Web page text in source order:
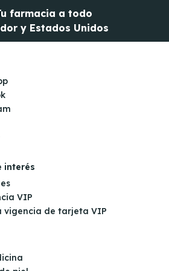
farmacia a todo
y Estados Unidos
interés
VIP
vigencia de tarjeta VIP